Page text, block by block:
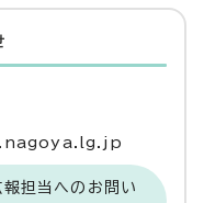
担当へのお問い